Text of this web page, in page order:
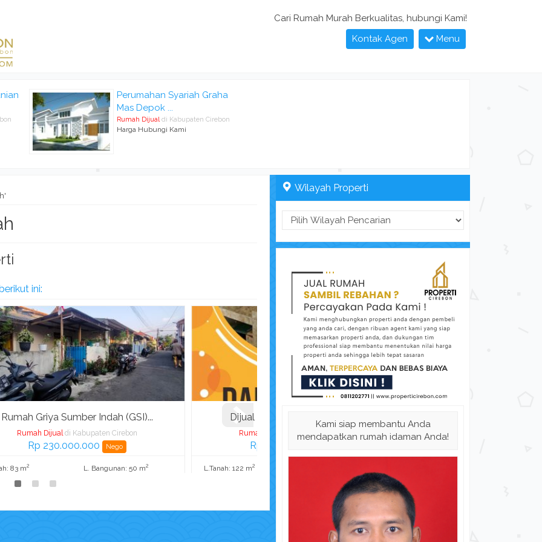
Cari Rumah Murah Berkualitas, hubungi Kami!
Kontak Agen
Menu
Perumahan Syariah Graha
Mas Depok ...
Rumah Dijual di Kabupaten Cirebon
Harga Hubungi Kami
ini:
Dijual Cepat !! Rumah Cluster ...
Rumah Dijual di Kabupaten Cirebon
Rp 300.000.000
L.Tanah: 122 m 2 L. Bangunan: 100 m2
K. Tidur: 2
Rumah Dijual di Kabupaten Cirebon
Harga Hubungi Kami
Wilayah Properti
Kami siap membantu Anda
mendapatkan rumah idaman Anda!